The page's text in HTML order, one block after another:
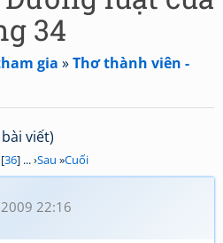
34
gia »Thơ thành viên -
viết)
36] ... ›Sau »Cuối
22:16